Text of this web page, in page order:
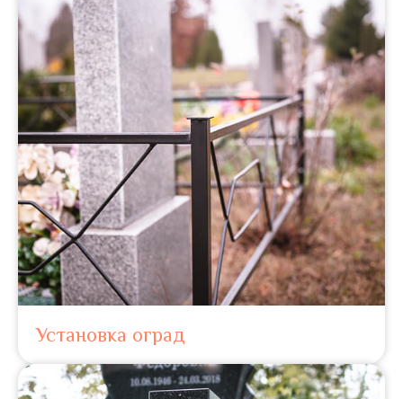
Установка оград